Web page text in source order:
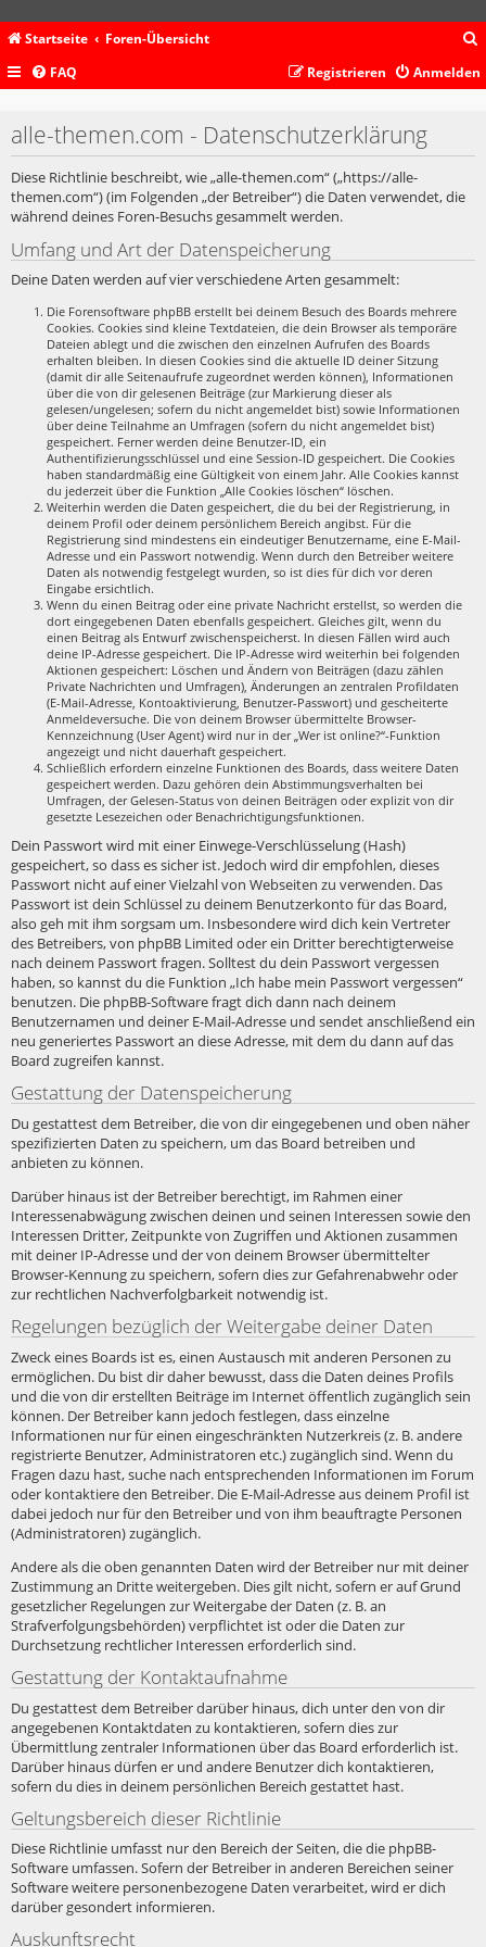
Startseite Foren-Übersicht
c
FAQ Anmelden
Registrieren
alle-themen.com - Datenschutzerklärung
Diese Richtlinie beschreibt, wie „alle-themen.com“ („https://alle-
themen.com“) (im Folgenden „der Betreiber“) die Daten verwendet, die
während deines Foren-Besuchs gesammelt werden.
Umfang und Art der Datenspeicherung
Deine Daten werden auf vier verschiedene Arten gesammelt:
Die Forensoftware phpBB erstellt bei deinem Besuch des Boards mehrere
Cookies. Cookies sind kleine Textdateien, die dein Browser als temporäre
Dateien ablegt und die zwischen den einzelnen Aufrufen des Boards
erhalten bleiben. In diesen Cookies sind die aktuelle ID deiner Sitzung
(damit dir alle Seitenaufrufe zugeordnet werden können), Informationen
über die von dir gelesenen Beiträge (zur Markierung dieser als
gelesen/ungelesen; sofern du nicht angemeldet bist) sowie Informationen
über deine Teilnahme an Umfragen (sofern du nicht angemeldet bist)
gespeichert. Ferner werden deine Benutzer-ID, ein
Authentifizierungsschlüssel und eine Session-ID gespeichert. Die Cookies
haben standardmäßig eine Gültigkeit von einem Jahr. Alle Cookies kannst
du jederzeit über die Funktion „Alle Cookies löschen“ löschen.
Weiterhin werden die Daten gespeichert, die du bei der Registrierung, in
deinem Profil oder deinem persönlichem Bereich angibst. Für die
Registrierung sind mindestens ein eindeutiger Benutzername, eine E-Mail-
Adresse und ein Passwort notwendig. Wenn durch den Betreiber weitere
Daten als notwendig festgelegt wurden, so ist dies für dich vor deren
Eingabe ersichtlich.
Wenn du einen Beitrag oder eine private Nachricht erstellst, so werden die
dort eingegebenen Daten ebenfalls gespeichert. Gleiches gilt, wenn du
einen Beitrag als Entwurf zwischenspeicherst. In diesen Fällen wird auch
deine IP-Adresse gespeichert. Die IP-Adresse wird weiterhin bei folgenden
Aktionen gespeichert: Löschen und Ändern von Beiträgen (dazu zählen
Private Nachrichten und Umfragen), Änderungen an zentralen Profildaten
(E-Mail-Adresse, Kontoaktivierung, Benutzer-Passwort) und gescheiterte
Anmeldeversuche. Die von deinem Browser übermittelte Browser-
Kennzeichnung (User Agent) wird nur in der „Wer ist online?“-Funktion
angezeigt und nicht dauerhaft gespeichert.
Schließlich erfordern einzelne Funktionen des Boards, dass weitere Daten
gespeichert werden. Dazu gehören dein Abstimmungsverhalten bei
Umfragen, der Gelesen-Status von deinen Beiträgen oder explizit von dir
gesetzte Lesezeichen oder Benachrichtigungsfunktionen.
Dein Passwort wird mit einer Einwege-Verschlüsselung (Hash)
gespeichert, so dass es sicher ist. Jedoch wird dir empfohlen, dieses
Passwort nicht auf einer Vielzahl von Webseiten zu verwenden. Das
Passwort ist dein Schlüssel zu deinem Benutzerkonto für das Board,
also geh mit ihm sorgsam um. Insbesondere wird dich kein Vertreter
des Betreibers, von phpBB Limited oder ein Dritter berechtigterweise
nach deinem Passwort fragen. Solltest du dein Passwort vergessen
haben, so kannst du die Funktion „Ich habe mein Passwort vergessen“
benutzen. Die phpBB-Software fragt dich dann nach deinem
Benutzernamen und deiner E-Mail-Adresse und sendet anschließend ein
neu generiertes Passwort an diese Adresse, mit dem du dann auf das
Board zugreifen kannst.
Gestattung der Datenspeicherung
Du gestattest dem Betreiber, die von dir eingegebenen und oben näher
spezifizierten Daten zu speichern, um das Board betreiben und
anbieten zu können.
Darüber hinaus ist der Betreiber berechtigt, im Rahmen einer
Interessenabwägung zwischen deinen und seinen Interessen sowie den
Interessen Dritter, Zeitpunkte von Zugriffen und Aktionen zusammen
mit deiner IP-Adresse und der von deinem Browser übermittelter
Browser-Kennung zu speichern, sofern dies zur Gefahrenabwehr oder
zur rechtlichen Nachverfolgbarkeit notwendig ist.
Regelungen bezüglich der Weitergabe deiner Daten
Zweck eines Boards ist es, einen Austausch mit anderen Personen zu
ermöglichen. Du bist dir daher bewusst, dass die Daten deines Profils
und die von dir erstellten Beiträge im Internet öffentlich zugänglich sein
können. Der Betreiber kann jedoch festlegen, dass einzelne
Informationen nur für einen eingeschränkten Nutzerkreis (z. B. andere
registrierte Benutzer, Administratoren etc.) zugänglich sind. Wenn du
Fragen dazu hast, suche nach entsprechenden Informationen im Forum
oder kontaktiere den Betreiber. Die E-Mail-Adresse aus deinem Profil ist
dabei jedoch nur für den Betreiber und von ihm beauftragte Personen
(Administratoren) zugänglich.
Andere als die oben genannten Daten wird der Betreiber nur mit deiner
Zustimmung an Dritte weitergeben. Dies gilt nicht, sofern er auf Grund
gesetzlicher Regelungen zur Weitergabe der Daten (z. B. an
Strafverfolgungsbehörden) verpflichtet ist oder die Daten zur
Durchsetzung rechtlicher Interessen erforderlich sind.
Gestattung der Kontaktaufnahme
Du gestattest dem Betreiber darüber hinaus, dich unter den von dir
angegebenen Kontaktdaten zu kontaktieren, sofern dies zur
Übermittlung zentraler Informationen über das Board erforderlich ist.
Darüber hinaus dürfen er und andere Benutzer dich kontaktieren,
sofern du dies in deinem persönlichen Bereich gestattet hast.
Geltungsbereich dieser Richtlinie
Diese Richtlinie umfasst nur den Bereich der Seiten, die die phpBB-
Software umfassen. Sofern der Betreiber in anderen Bereichen seiner
Software weitere personenbezogene Daten verarbeitet, wird er dich
darüber gesondert informieren.
Auskunftsrecht